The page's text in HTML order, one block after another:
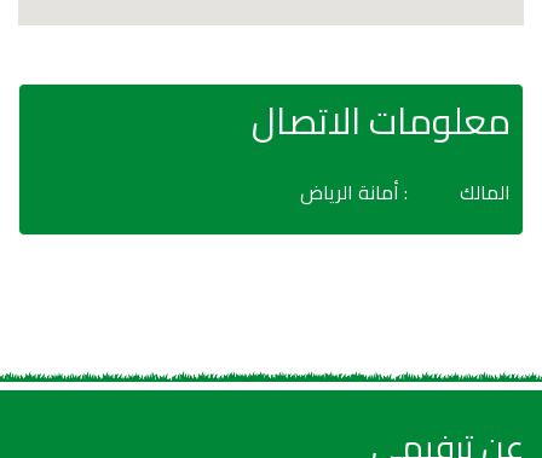
معلومات الاتصال
المالك : أمانة الرياض